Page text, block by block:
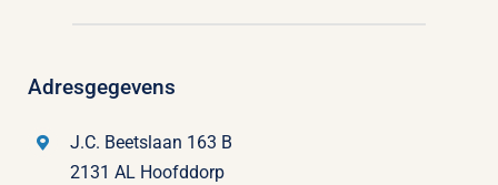
Adresgegevens
J.C. Beetslaan 163 B
2131 AL Hoofddorp